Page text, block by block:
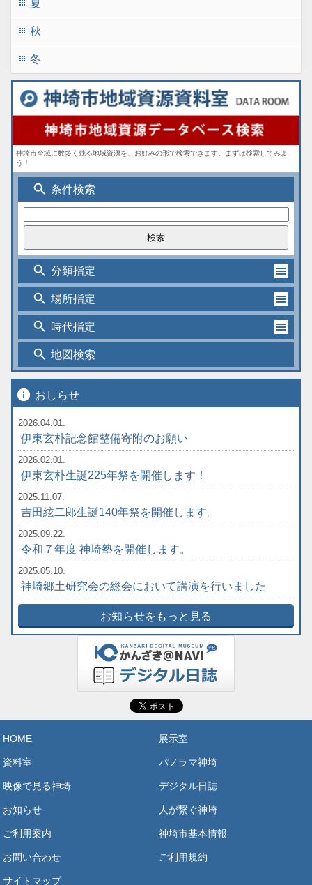
apps 夏
apps 秋
apps 冬
神埼市全域に数多く残る地域資源を、お好みの形で検索できます。まずは検索してみよ
う！
search 条件検索
search 分類指定
search 場所指定
search 時代指定
search 地図検索
info おしらせ
2026.04.01.
伊東玄朴記念館整備寄附のお願い
2026.02.01.
伊東玄朴生誕225年祭を開催します！
2025.11.07.
吉田絃二郎生誕140年祭を開催します。
2025.09.22.
令和７年度 神埼塾を開催します。
2025.05.10.
神埼郷土研究会の総会において講演を行いました
お知らせをもっと見る
HOME 展示室
資料室 パノラマ神埼
映像で見る神埼 デジタル日誌
お知らせ 人が繋ぐ神埼
ご利用案内 神埼市基本情報
お問い合わせ ご利用規約
サイトマップ